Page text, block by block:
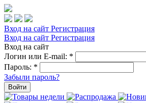
Вход на сайт Регистрация
Вход на сайт Регистрация
Вход на сайт
Логин или E-mail: *
Пароль: *
Забыли пароль?
Войти